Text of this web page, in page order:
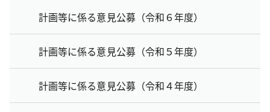
計画等に係る意見公募（令和６年度）
計画等に係る意見公募（令和５年度）
計画等に係る意見公募（令和４年度）